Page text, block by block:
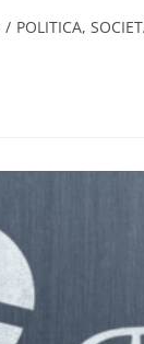
/ POLITICA,